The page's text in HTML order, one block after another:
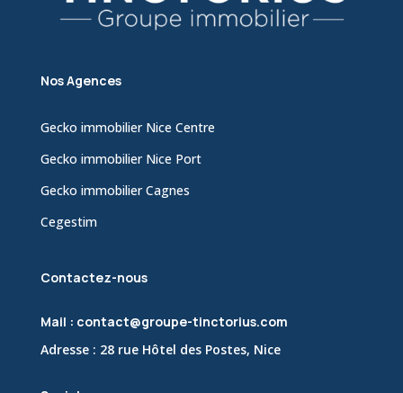
Nos Agences
Gecko immobilier Nice Centre
Gecko immobilier Nice Port
Gecko immobilier Cagnes
Cegestim
Contactez-nous
Mail : contact@groupe-tinctorius.com
Adresse : 28 rue Hôtel des Postes, Nice